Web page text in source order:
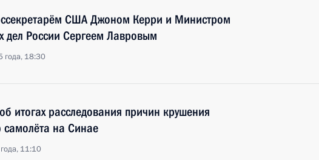
США Джоном Керри и Министром
дел России Сергеем Лавровым
года, 18:30
итогах расследования причин крушения
самолёта на Синае
11:10